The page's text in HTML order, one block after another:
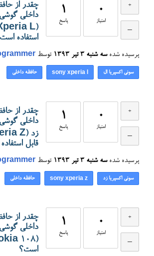
0
امتیاز
1
پاسخ
چقدر از
داخلی
استفاده
پرسیده شده سه شنبه ۳ تیر ۱۳۹۳ توسط
سونی اکسپریا ال sony xperia l حافظه داخلی
0
امتیاز
1
پاسخ
چقدر از
داخلی
قابل
پرسیده شده سه شنبه ۳ تیر ۱۳۹۳ توسط
سونی اکسپریا زد sony xperia z حافظه داخلی
0
امتیاز
1
پاسخ
چقدر از
است؟